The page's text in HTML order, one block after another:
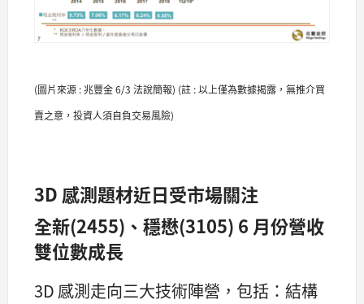
(圖片來源 : 兆豐金 6/3 法說簡報) (註 : 以上僅為數據揭露，無推介買
賣之意，投資人須自負交易風險)
3D 感測題材近日受市場關注
全新(2455)、穩懋(3105) 6 月份營收
雙位數成長
3D 感測走向三大技術陣營，包括：結構